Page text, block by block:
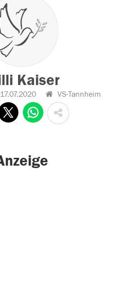
Kaiser
17.07.2020 VS-Tannheim